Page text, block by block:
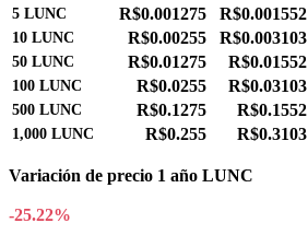
5 LUNC R$0.001275 R$0.001552
10 LUNC R$0.00255 R$0.003103
50 LUNC R$0.01275 R$0.01552
100 LUNC R$0.0255 R$0.03103
500 LUNC R$0.1275 R$0.1552
1,000 LUNC R$0.255 R$0.3103
Variación de precio 1 año LUNC
-25.22%